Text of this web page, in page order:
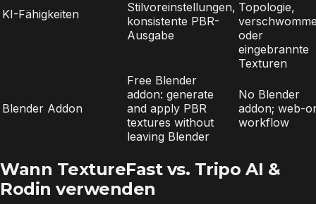
KI-Fähigkeiten
Stilvoreinstellungen,
konsistente PBR-
Ausgabe
Topologie,
oder
eingebrannte
Texturen
Blender Addon
Free Blender
addon: generate
and apply PBR
textures without
leaving Blender
No Blender
addon; web-
workflow
Wann TextureFast vs. Tripo AI &
Rodin verwenden